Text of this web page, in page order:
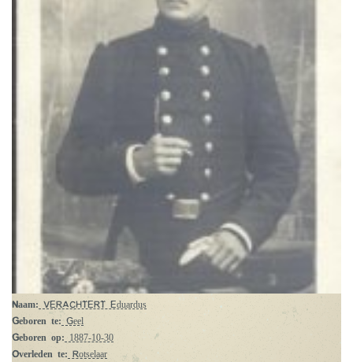
Naam: VERACHTERT Eduardus
Geboren te: Geel
Geboren op: 1887-10-30
Overleden te: Rotselaar